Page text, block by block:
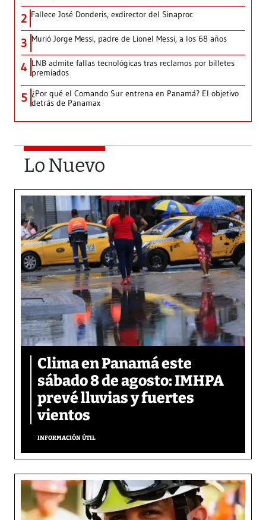
2 Fallece José Donderis, exdirector del Sinaproc
3 Murió Jorge Messi, padre de Lionel Messi, a los 68 años
4 LNB admite fallas tecnológicas tras reclamos por billetes
premiados
5 ¿Por qué el Comando Sur entrena en Panamá? El objetivo
detrás de Panamax
Lo Nuevo
Clima en Panamá este
sábado 8 de agosto: IMHPA
prevé lluvias y fuertes
vientos
INFORMACIÓN ÚTIL